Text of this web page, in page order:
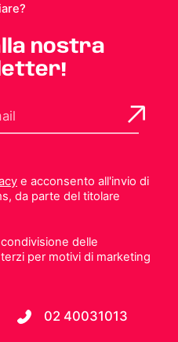
nostra
e acconsento all'invio di
da parte del titolare
delle
per motivi di marketing
02 40031013